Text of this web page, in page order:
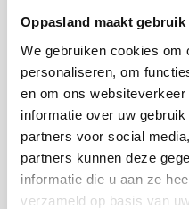
Oppasland maakt
We gebruiken cookies om
personaliseren, om
en om ons
informatie over uw
partners voor social
partners kunnen deze
informatie die u aan ze
verzameld op basis van
Stuur mij nieuwe
e-mail
Door te registreren ga
voorwaarden van